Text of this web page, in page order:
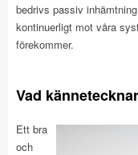
bedrivs passiv
kontinuerligt mot våra
förekommer.
Vad
Ett bra
och